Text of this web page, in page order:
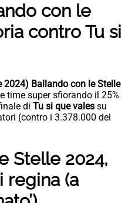
con le
contro Tu si
2024) Ballando con le Stelle
time super sfiorando il 25%
di Tu si que vales su
(contro i 3.378.000 del
Stelle 2024,
regina (a